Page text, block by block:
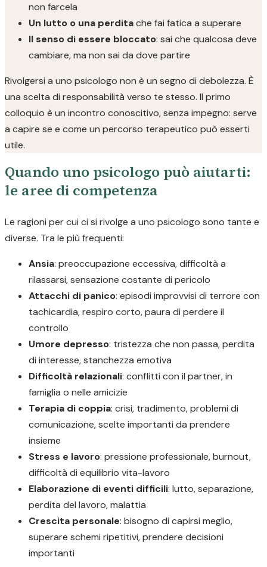
non farcela
Un lutto o una perditache fai fatica a superare
Il senso di essere bloccato: sai che qualcosa deve
cambiare, ma non sai da dove partire
Rivolgersi a uno psicologo non è un segno di debolezza. È
una scelta di responsabilità verso te stesso. Il primo
colloquio è un incontro conoscitivo, senza impegno: serve
a capire se e come un percorso terapeutico può esserti
utile.
Quando uno psicologo può aiutarti:
le aree di competenza
Le ragioni per cui ci si rivolge a uno psicologo sono tante e
diverse. Tra le più frequenti:
Ansia: preoccupazione eccessiva, difficoltà a
rilassarsi, sensazione costante di pericolo
Attacchi di panico: episodi improvvisi di terrore con
tachicardia, respiro corto, paura di perdere il
controllo
Umore depresso: tristezza che non passa, perdita
di interesse, stanchezza emotiva
Difficoltà relazionali: conflitti con il partner, in
famiglia o nelle amicizie
Terapia di coppia: crisi, tradimento, problemi di
comunicazione, scelte importanti da prendere
insieme
Stress e lavoro: pressione professionale, burnout,
difficoltà di equilibrio vita-lavoro
Elaborazione di eventi difficili: lutto, separazione,
perdita del lavoro, malattia
Crescita personale: bisogno di capirsi meglio,
superare schemi ripetitivi, prendere decisioni
importanti